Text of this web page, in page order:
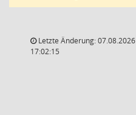
Letzte Änderung: 07.08.2026
17:02:15